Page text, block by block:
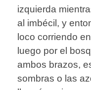
izquierda
al imbécil, y
loco corriendo
luego por el
ambos brazos,
sombras o las